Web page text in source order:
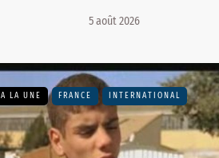
5 août 2026
A LA UNE FRANCE INTERNATIONAL